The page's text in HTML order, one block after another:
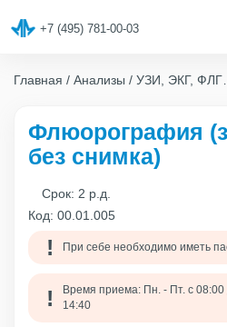
+7 (495) 781-00-03
Главная Анализы
УЗИ, ЭКГ, ФЛГ
Флюорография
без снимка)
Срок: 2 р.д.
Код: 00.01.005
При себе необходимо иметь
Время приема: Пн. - Пт. с
14:40